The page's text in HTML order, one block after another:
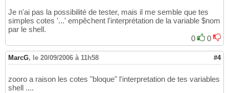
Je n'ai pas la possibilité de tester, mais il me semble que tes
simples cotes '...' empêchent l'interprétation de la variable $nom
par le shell.
0
0
MarcG, le 20/09/2006 à 11h58 #4
zooro a raison les cotes "bloque" l'interpretation de tes variables
shell ....